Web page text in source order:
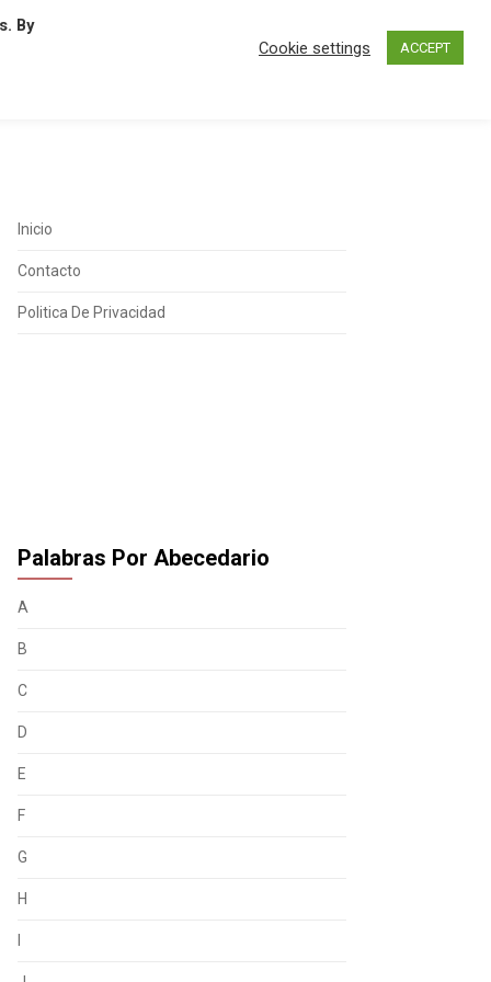
N
Inicio
Contacto
Politica De Privacidad
Palabras Por Abecedario
A
B
C
D
E
F
G
H
By
Cookie settings ACCEPT